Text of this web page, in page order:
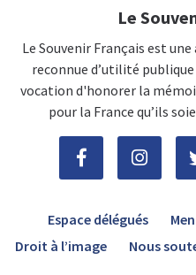
Le
Le Souvenir Français est
reconnue d’utilité
vocation d'honorer la
pour la France qu’ils
Espace délégués
Droit à l’image
Nous